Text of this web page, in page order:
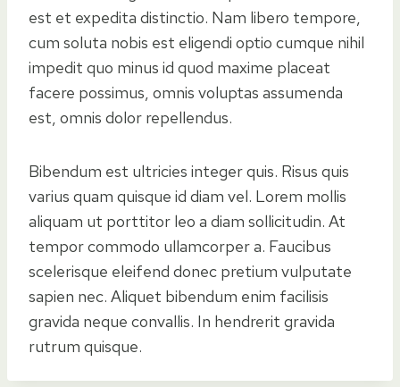
est et expedita distinctio. Nam libero tempore,
cum soluta nobis est eligendi optio cumque nihil
impedit quo minus id quod maxime placeat
facere possimus, omnis voluptas assumenda
est, omnis dolor repellendus.
Bibendum est ultricies integer quis. Risus quis
varius quam quisque id diam vel. Lorem mollis
aliquam ut porttitor leo a diam sollicitudin. At
tempor commodo ullamcorper a. Faucibus
scelerisque eleifend donec pretium vulputate
sapien nec. Aliquet bibendum enim facilisis
gravida neque convallis. In hendrerit gravida
rutrum quisque.